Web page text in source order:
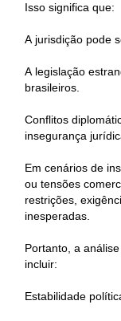
Isso significa que:
A jurisdição pode
A legislação
brasileiros.
Conflitos
insegurança
Em cenários de
ou tensões
restrições,
inesperadas.
Portanto, a
incluir:
Estabilidade